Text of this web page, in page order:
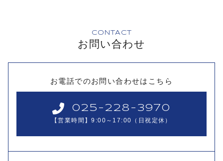
CONTACT
お問い合わせ
お電話でのお問い合わせはこちら
025-228-3970
【営業時間】9:00～17:00（日祝定休）